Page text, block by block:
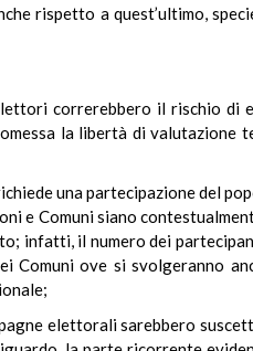
rispetto a quest’ultimo,
correrebbero il rischio
la libertà di valutazione
una partecipazione del
e Comuni siano
infatti, il numero dei
ove si svolgeranno
elettorali sarebbero